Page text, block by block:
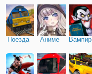
Поезда Аниме